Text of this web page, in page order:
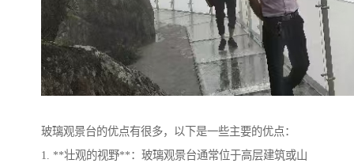
玻璃观景台的优点有很多，以下是一些主要的优点：
1. **壮观的视野**：玻璃观景台通常位于高层建筑或山